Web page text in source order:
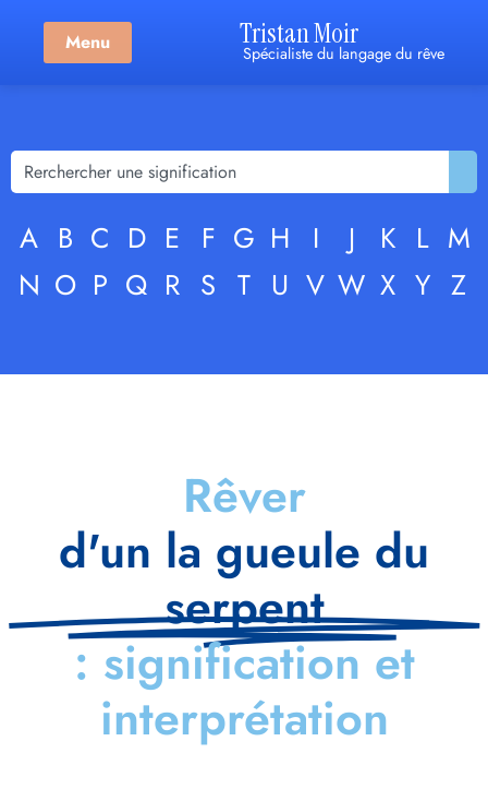
Menu Tristan Moir
Spécialiste du langage du rêve
A B C D E F G H I J K L M
N O P Q R S T U V W X Y Z
Rêver
d'un la gueule du
serpent
: signification et
interprétation